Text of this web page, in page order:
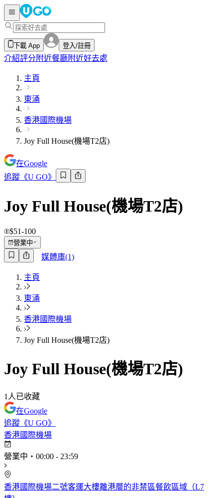
下載 App 登入/註冊
介紹評分 附近餐廳附近好去處
主頁
東涌
香港國際機場
Joy Full House(機場T2店)
在Google
追蹤《U GO》
Joy Full House(機場T2店)
$51-100
營業中
媒體庫(1)
主頁
東涌
香港國際機場
Joy Full House(機場T2店)
Joy Full House(機場T2店)
1 人已收藏
在Google
追蹤《U GO》
香港國際機場
營業中 ・ 00:00 - 23:59
香港國際機場二號客運大樓離港層的非禁區餐飲區域（L7